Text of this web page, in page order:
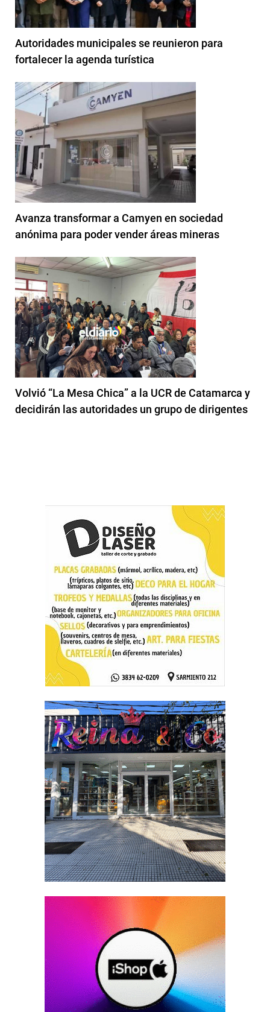
Autoridades municipales se reunieron para
fortalecer la agenda turística
Avanza transformar a Camyen en sociedad
anónima para poder vender áreas mineras
Volvió “La Mesa Chica” a la UCR de Catamarca y
decidirán las autoridades un grupo de dirigentes